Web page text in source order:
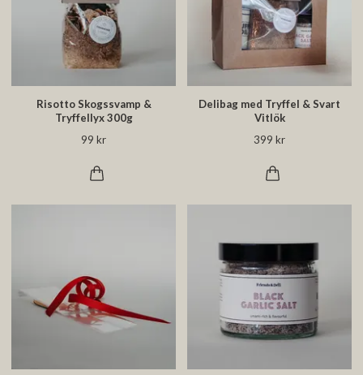
Risotto Skogssvamp &
Tryffellyx 300g
99 kr
Delibag med Tryffel & Svart
Vitlök
399 kr